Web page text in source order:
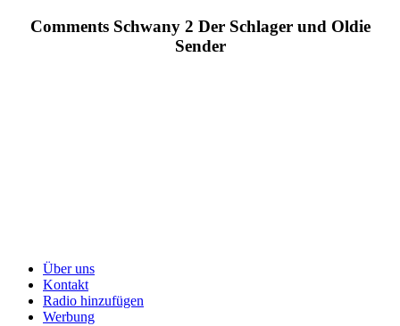
Comments Schwany 2 Der Schlager und Oldie
Sender
Über uns
Kontakt
Radio hinzufügen
Werbung